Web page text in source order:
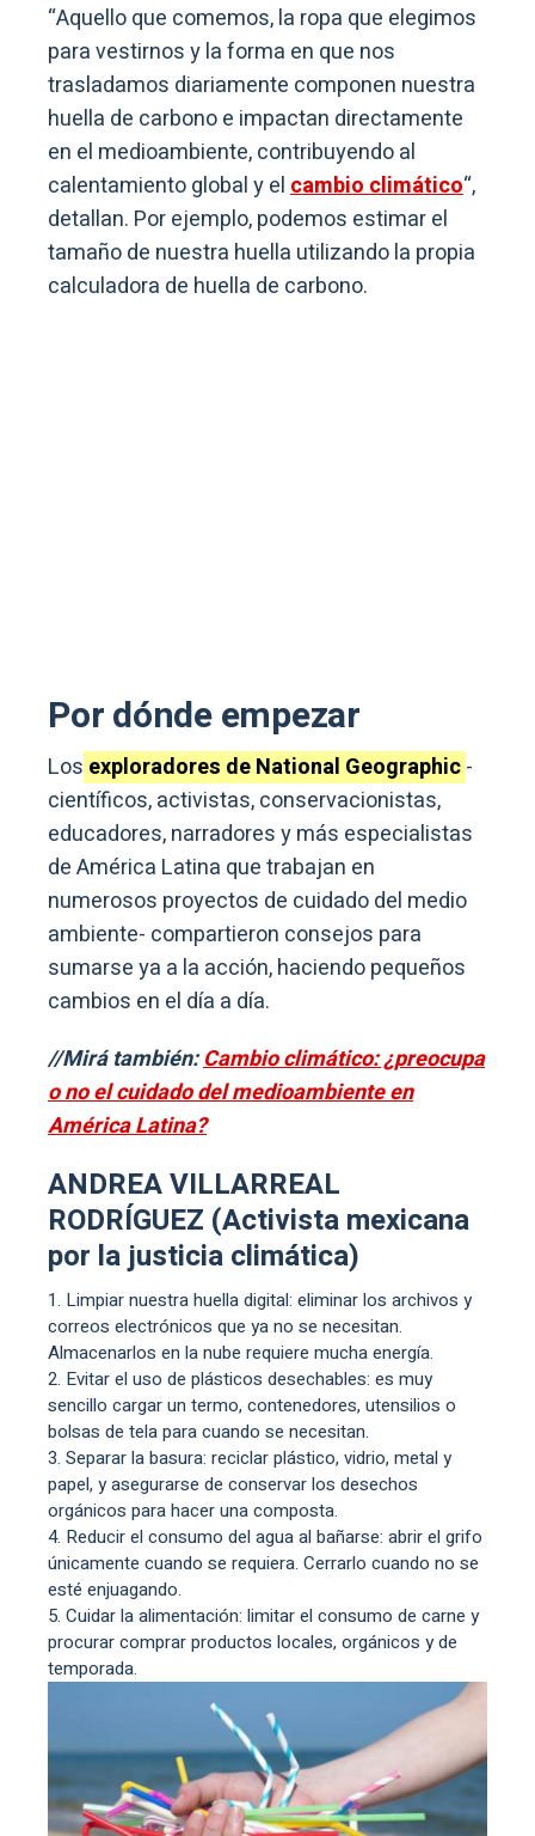
“Aquello que comemos, la ropa que elegimos
para vestirnos y la forma en que nos
trasladamos diariamente componen nuestra
huella de carbono e impactan directamente
en el medioambiente, contribuyendo al
calentamiento global y elcambio climático“,
detallan. Por ejemplo, podemos estimar el
tamaño de nuestra huella utilizando la propia
calculadora de huella de carbono.
Por dónde empezar
Los exploradores de National Geographic-
científicos, activistas, conservacionistas,
educadores, narradores y más especialistas
de América Latina que trabajan en
numerosos proyectos de cuidado del medio
ambiente- compartieron consejos para
sumarse ya a la acción, haciendo pequeños
cambios en el día a día.
//Mirá también:Cambio climático: ¿preocupa
o no el cuidado del medioambiente en
América Latina?
ANDREA VILLARREAL
RODRÍGUEZ (Activista mexicana
por la justicia climática)
Limpiar nuestra huella digital: eliminar los archivos y
correos electrónicos que ya no se necesitan.
Almacenarlos en la nube requiere mucha energía.
Evitar el uso de plásticos desechables: es muy
sencillo cargar un termo, contenedores, utensilios o
bolsas de tela para cuando se necesitan.
Separar la basura: reciclar plástico, vidrio, metal y
papel, y asegurarse de conservar los desechos
orgánicos para hacer una composta.
Reducir el consumo del agua al bañarse: abrir el grifo
únicamente cuando se requiera. Cerrarlo cuando no se
esté enjuagando.
Cuidar la alimentación: limitar el consumo de carne y
procurar comprar productos locales, orgánicos y de
temporada.